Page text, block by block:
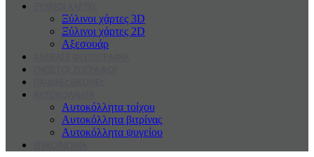
Ξύλινοι χάρτες 3D
Ξύλινοι χάρτες 2D
Αξεσουάρ
Αυτοκόλλητα τοίχου
Αυτοκόλλητα βιτρίνας
Αυτοκόλλητα ψυγείου